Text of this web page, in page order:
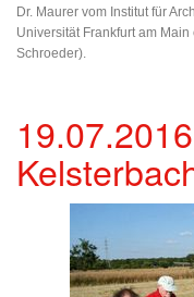
Dr. Maurer vom Institut für
Universität Frankfurt am
Schroeder).